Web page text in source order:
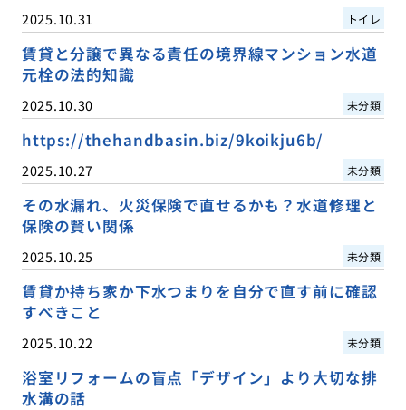
2025.10.31 トイレ
賃貸と分譲で異なる責任の境界線マンション水道
元栓の法的知識
2025.10.30 未分類
https://thehandbasin.biz/9koikju6b/
2025.10.27 未分類
その水漏れ、火災保険で直せるかも？水道修理と
保険の賢い関係
2025.10.25 未分類
賃貸か持ち家か下水つまりを自分で直す前に確認
すべきこと
2025.10.22 未分類
浴室リフォームの盲点「デザイン」より大切な排
水溝の話